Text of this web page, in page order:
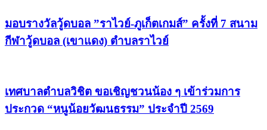
มอบรางวัลวู้ดบอล ”ราไวย์-ภูเก็ตเกมส์” ครั้งที่ 7 สนาม
กีฬาวู้ดบอล (เขาแดง) ตำบลราไวย์
เทศบาลตำบลวิชิต ขอเชิญชวนน้อง ๆ เข้าร่วมการ
ประกวด “หนูน้อยวัฒนธรรม” ประจำปี 2569